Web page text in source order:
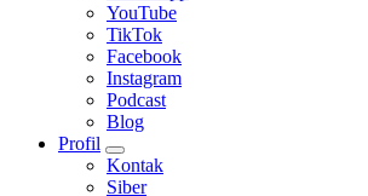
YouTube
TikTok
Facebook
Instagram
Podcast
Blog
Profil
Kontak
Siber